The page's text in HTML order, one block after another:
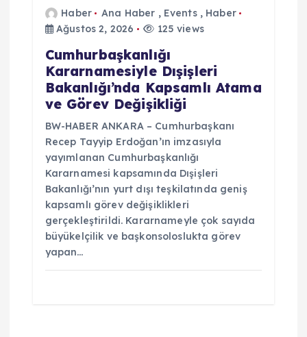
Haber Ana Haber , Events, Haber
Ağustos 2, 2026
125 views
Cumhurbaşkanlığı
Kararnamesiyle Dışişleri
Bakanlığı’nda Kapsamlı Atama
ve Görev Değişikliği
BW-HABER ANKARA – Cumhurbaşkanı
Recep Tayyip Erdoğan’ın imzasıyla
yayımlanan Cumhurbaşkanlığı
Kararnamesi kapsamında Dışişleri
Bakanlığı’nın yurt dışı teşkilatında geniş
kapsamlı görev değişiklikleri
gerçekleştirildi. Kararnameyle çok sayıda
büyükelçilik ve başkonsoloslukta görev
yapan…